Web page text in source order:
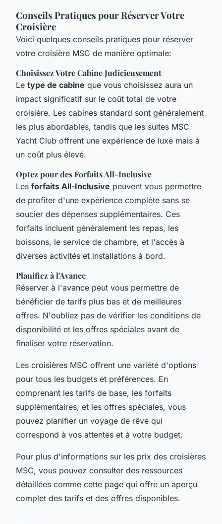
Conseils Pratiques pour Réserver Votre
Croisière
Voici quelques conseils pratiques pour réserver
votre croisière MSC de manière optimale:
Choisissez Votre Cabine Judicieusement
Le type de cabine que vous choisissez aura un
impact significatif sur le coût total de votre
croisière. Les cabines standard sont généralement
les plus abordables, tandis que les suites MSC
Yacht Club offrent une expérience de luxe mais à
un coût plus élevé.
Optez pour des Forfaits All-Inclusive
Les forfaits All-Inclusive peuvent vous permettre
de profiter d'une expérience complète sans se
soucier des dépenses supplémentaires. Ces
forfaits incluent généralement les repas, les
boissons, le service de chambre, et l'accès à
diverses activités et installations à bord.
Planifiez à l'Avance
Réserver à l'avance peut vous permettre de
bénéficier de tarifs plus bas et de meilleures
offres. N'oubliez pas de vérifier les conditions de
disponibilité et les offres spéciales avant de
finaliser votre réservation.
Les croisières MSC offrent une variété d'options
pour tous les budgets et préférences. En
comprenant les tarifs de base, les forfaits
supplémentaires, et les offres spéciales, vous
pouvez planifier un voyage de rêve qui
correspond à vos attentes et à votre budget.
Pour plus d'informations sur les prix des croisières
MSC, vous pouvez consulter des ressources
détaillées comme cette page qui offre un aperçu
complet des tarifs et des offres disponibles.